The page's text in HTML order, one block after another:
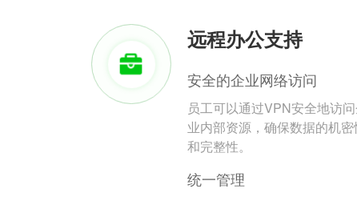
远程办公支持
安全的企业网络访问
员工可以通过VPN安全地访
业内部资源，确保数据的机密
和完整性。
统一管理